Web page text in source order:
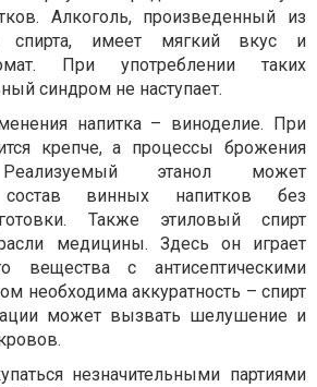
Алкоголь, произведенный из
спирта, имеет мягкий вкус и
При употреблении таких
синдром не наступает.
напитка – виноделие. При
крепче, а процессы брожения
Реализуемый этанол может
винных напитков без
Также этиловый спирт
медицины. Здесь он играет
вещества с антисептическими
необходима аккуратность – спирт
может вызвать шелушение и
незначительными партиями